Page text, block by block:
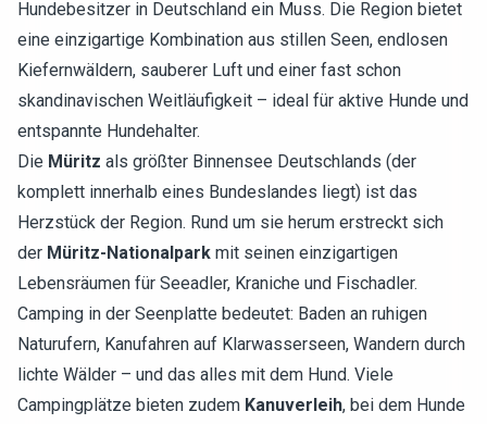
Hundebesitzer in Deutschland ein Muss. Die Region bietet
eine einzigartige Kombination aus stillen Seen, endlosen
Kiefernwäldern, sauberer Luft und einer fast schon
skandinavischen Weitläufigkeit – ideal für aktive Hunde und
entspannte Hundehalter.
Die Müritz als größter Binnensee Deutschlands (der
komplett innerhalb eines Bundeslandes liegt) ist das
Herzstück der Region. Rund um sie herum erstreckt sich
der Müritz-Nationalpark mit seinen einzigartigen
Lebensräumen für Seeadler, Kraniche und Fischadler.
Camping in der Seenplatte bedeutet: Baden an ruhigen
Naturufern, Kanufahren auf Klarwasserseen, Wandern durch
lichte Wälder – und das alles mit dem Hund. Viele
Campingplätze bieten zudem Kanuverleih, bei dem Hunde